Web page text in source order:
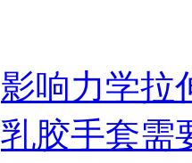
影响力学拉
乳胶手套需